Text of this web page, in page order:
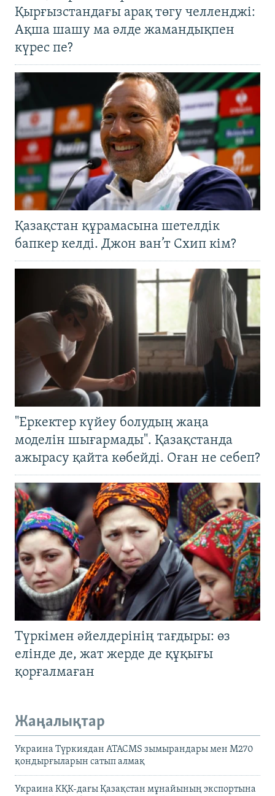
Қырғызстандағы арақ төгу челленджі:
Ақша шашу ма әлде жамандықпен
күрес пе?
Қазақстан құрамасына шетелдік
бапкер келді. Джон ван’т Схип кім?
"Еркектер күйеу болудың жаңа
моделін шығармады". Қазақстанда
ажырасу қайта көбейді. Оған не себеп?
Түркімен әйелдерінің тағдыры: өз
елінде де, жат жерде де құқығы
қорғалмаған
Жаңалықтар
Украина Түркиядан ATACMS зымырандары мен M270
қондырғыларын сатып алмақ
Украина КҚК-дағы Қазақстан мұнайының экспортына